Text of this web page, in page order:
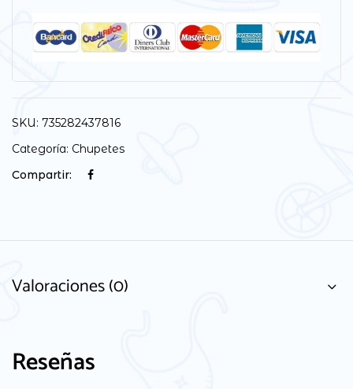
SKU: 735282437816
Categoría: Chupetes
Compartir:
Valoraciones (0)
Reseñas